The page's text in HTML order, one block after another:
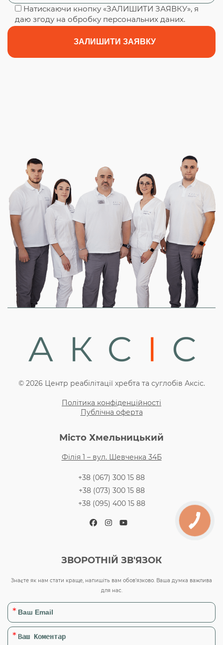
Натискаючи кнопку «ЗАЛИШИТИ ЗАЯВКУ», я
даю згоду на обробку персональних даних.
© 2026 Центр реабілітації хребта та суглобів Аксіс.
Політика конфіденційності
Публічна оферта
Місто Хмельницький
Філія 1 – вул. Шевченка 34Б
+38 (067) 300 15 88
+38 (073) 300 15 88
+38 (095) 400 15 88
Facebook
Instagram
YouTube
ЗВОРОТНІЙ ЗВ'ЯЗОК
Знаєте як нам стати краще, напишіть вам обов’язково. Ваша думка важлива
для нас.